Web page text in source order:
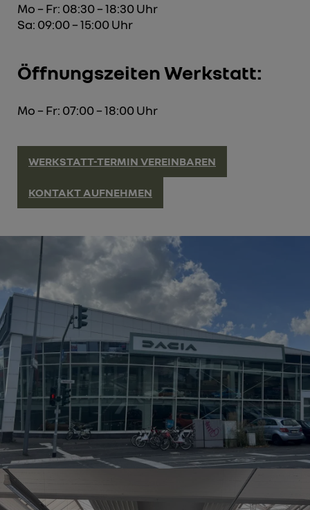
Mo – Fr: 08:30 – 18:30 Uhr
Sa: 09:00 – 15:00 Uhr
Öffnungszeiten Werkstatt:
Mo – Fr: 07:00 – 18:00 Uhr
WERKSTATT-TERMIN VEREINBAREN
KONTAKT AUFNEHMEN